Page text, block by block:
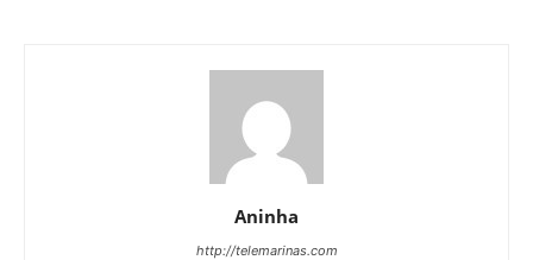
Aninha
http://telemarinas.com